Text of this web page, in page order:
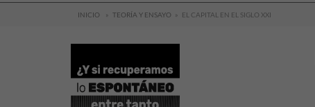
INICIO » TEORÍA Y ENSAYO » EL CAPITAL EN EL SIGLO XXI